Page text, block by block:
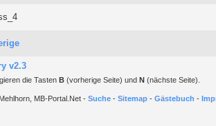
die Tasten B (vorherige Seite) und N (nächste Seite).
MB-Portal.Net - Suche - Sitemap - Gästebuch -